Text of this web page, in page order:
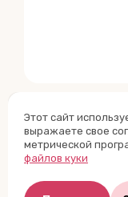
Назад
Этот сайт
выражаете свое
метрической
файлов куки